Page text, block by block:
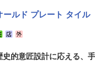
ールド プレート タイル
史的意匠設計に応える、